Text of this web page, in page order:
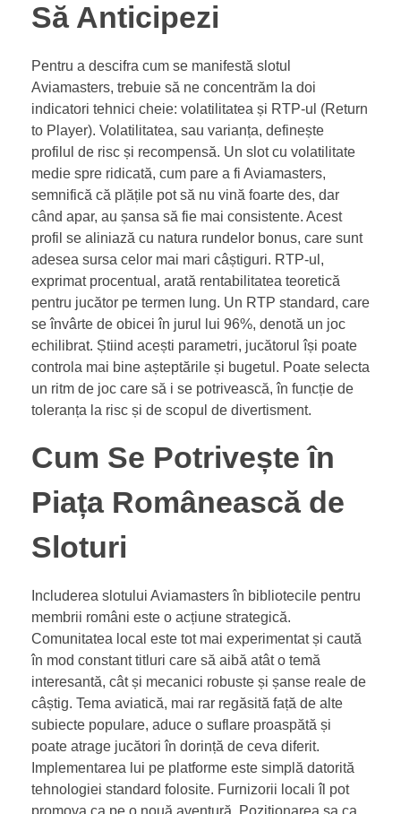
Să Anticipezi
Pentru a descifra cum se manifestă slotul
Aviamasters, trebuie să ne concentrăm la doi
indicatori tehnici cheie: volatilitatea și RTP-ul (Return
to Player). Volatilitatea, sau varianța, definește
profilul de risc și recompensă. Un slot cu volatilitate
medie spre ridicată, cum pare a fi Aviamasters,
semnifică că plățile pot să nu vină foarte des, dar
când apar, au șansa să fie mai consistente. Acest
profil se aliniază cu natura rundelor bonus, care sunt
adesea sursa celor mai mari câștiguri. RTP-ul,
exprimat procentual, arată rentabilitatea teoretică
pentru jucător pe termen lung. Un RTP standard, care
se învârte de obicei în jurul lui 96%, denotă un joc
echilibrat. Știind acești parametri, jucătorul își poate
controla mai bine așteptările și bugetul. Poate selecta
un ritm de joc care să i se potrivească, în funcție de
toleranța la risc și de scopul de divertisment.
Cum Se Potrivește în
Piața Românească de
Sloturi
Includerea slotului Aviamasters în bibliotecile pentru
membrii români este o acțiune strategică.
Comunitatea local este tot mai experimentat și caută
în mod constant titluri care să aibă atât o temă
interesantă, cât și mecanici robuste și șanse reale de
câștig. Tema aviatică, mai rar regăsită față de alte
subiecte populare, aduce o suflare proaspătă și
poate atrage jucători în dorință de ceva diferit.
Implementarea lui pe platforme este simplă datorită
tehnologiei standard folosite. Furnizorii locali îl pot
promova ca pe o nouă aventură. Poziționarea sa ca